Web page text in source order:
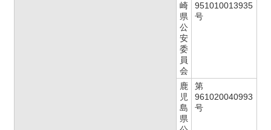
崎
県
公
安
委
員
会
951010013935
号
鹿
児
島
県
第
961020040993
号